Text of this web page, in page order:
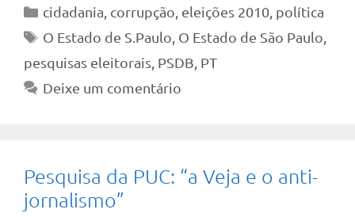
Categorias
cidadania corrupção eleições 2010, política
Tags
O Estado de S.Paulo O Estado de São Paulo
pesquisas eleitorais PSDB PT
Deixe um comentário
Pesquisa da PUC: “a Veja e o anti-
jornalismo”